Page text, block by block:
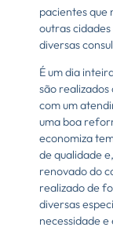
pacientes que
outras
diversas
É um dia
são realizados
com um
uma boa
economiza
de qualidade
renovado do
realizado de
diversas
necessidade e